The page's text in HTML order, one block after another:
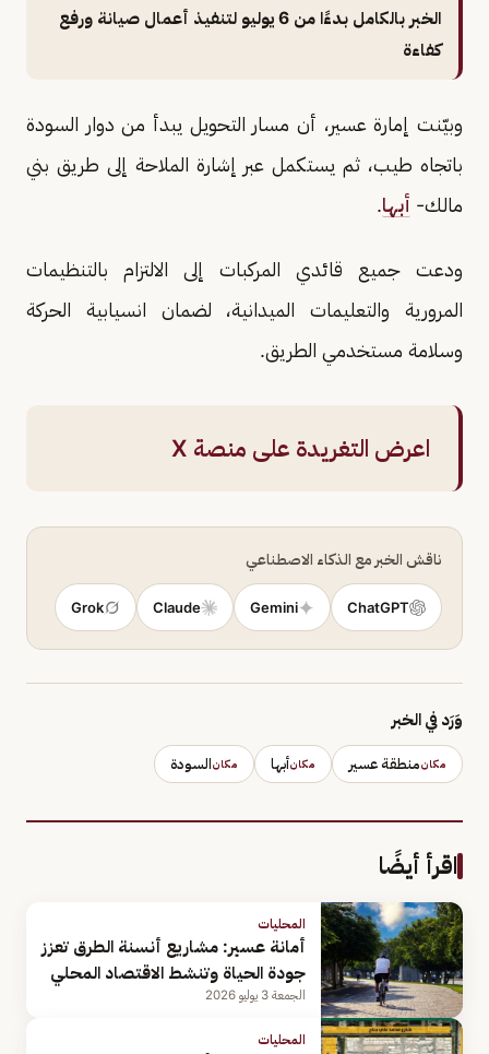
الخبر بالكامل بدءًا من 6 يوليو لتنفيذ أعمال صيانة ورفع
كفاءة
وبيّنت إمارة عسير، أن مسار التحويل يبدأ من دوار السودة
باتجاه طيب، ثم يستكمل عبر إشارة الملاحة إلى طريق بني
مالك- أبها.
ودعت جميع قائدي المركبات إلى الالتزام بالتنظيمات
المرورية والتعليمات الميدانية، لضمان انسيابية الحركة
وسلامة مستخدمي الطريق.
اعرض التغريدة على منصة X
ناقش الخبر مع الذكاء الاصطناعي
ChatGPT
Gemini
Claude
Grok
وَرَد في الخبر
مكانمنطقة عسير مكانأبها مكانالسودة
اقرأ أيضًا
المحليات
أمانة عسير: مشاريع أنسنة الطرق تعزز
جودة الحياة وتنشط الاقتصاد المحلي
الجمعة 3 يوليو 2026
المحليات